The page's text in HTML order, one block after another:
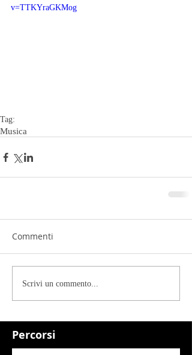
Percorsi
v=TTKYraGKMog
Tag:
Musica
Commenti
Scrivi un commento...